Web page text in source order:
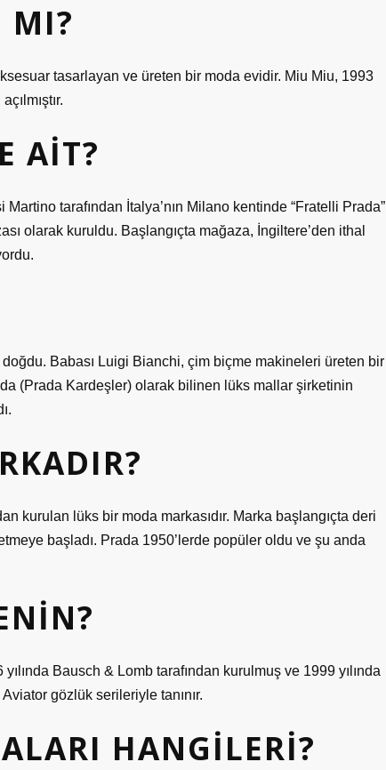
MI?
tasarlayan ve üreten bir moda evidir. Miu Miu, 1993
AIT?
tarafından İtalya’nın Milano kentinde “Fratelli Prada”
olarak kuruldu. Başlangıçta mağaza, İngiltere’den ithal
Babası Luigi Bianchi, çim biçme makineleri üreten bir
(Prada Kardeşler) olarak bilinen lüks mallar şirketinin
kurulan lüks bir moda markasıdır. Marka başlangıçta deri
başladı. Prada 1950’lerde popüler oldu ve şu anda
Bausch & Lomb tarafından kurulmuş ve 1999 yılında
gözlük serileriyle tanınır.
HANGILERI?